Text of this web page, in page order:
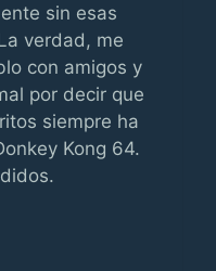
sin esas
verdad, me
con amigos y
por decir que
siempre ha
Kong 64.